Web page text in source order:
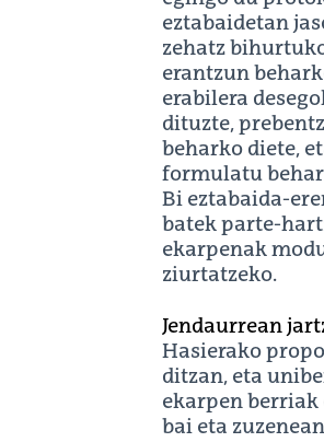
eztabaidetan
zehatz
erantzun
erabilera
dituzte,
beharko diete,
formulatu
Bi eztabaida-
batek parte-
ekarpenak
ziurtatzeko.
Jendaurrean
Hasierako
ditzan, eta
ekarpen berriak
bai eta